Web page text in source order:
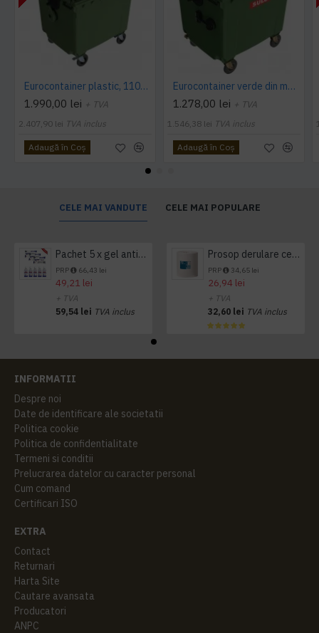
Eurocontainer plastic, 1100 L, verde, capac rotund - Transport Inclus
1.990,00 lei + TVA
2.407,90 lei TVA inclus
Adaugă în Coş
Eurocontainer verde din material plastic, cu capac plat, SULO, 1100 l - Transport Inclus
1.278,00 lei + TVA
1.546,38 lei TVA inclus
Adaugă în Coş
CELE MAI VANDUTE CELE MAI POPULARE
Pachet 5 x gel antibacterian 50ml si 3 x Servetele antibacteriene 48 buc Hygienium
PRP 66,43 lei
49,21 lei
+ TVA
59,54 lei TVA inclus
Prosop derulare centrala 1 pliu, 300 m Tork
PRP 34,65 lei
26,94 lei
+ TVA
32,60 lei TVA inclus
INFORMATII
Despre noi
Date de identificare ale societatii
Politica cookie
Politica de confidentialitate
Termeni si conditii
Prelucrarea datelor cu caracter personal
Cum comand
Certificari ISO
EXTRA
Contact
Returnari
Harta Site
Cautare avansata
Producatori
ANPC